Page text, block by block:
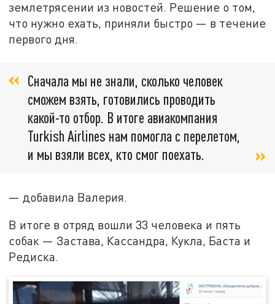
землетрясении из новостей. Решение о том,
что нужно ехать, приняли быстро — в течение
первого дня.
Сначала мы не знали, сколько человек
сможем взять, готовились проводить
какой-то отбор. В итоге авиакомпания
Turkish Airlines нам помогла с перелетом,
и мы взяли всех, кто смог поехать.
— добавила Валерия.
В итоге в отряд вошли 33 человека и пять
собак — Застава, Кассандра, Кукла, Баста и
Редиска.